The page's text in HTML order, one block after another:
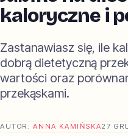
kaloryczne i
Zastanawiasz się, ile
dobrą dietetyczną
wartości oraz
przekąskami.
AUTOR:ANNA KAMIŃSKA27